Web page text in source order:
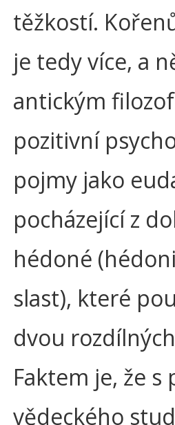
těžkostí.
je tedy více, a
antickým
pozitivní
pojmy jako
pocházející z
hédoné
slast), které
dvou
Faktem je, že
vědeckého